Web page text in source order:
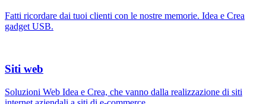
Fatti ricordare dai tuoi clienti con le nostre memorie. Idea e Crea
gadget USB.
Siti web
Soluzioni Web Idea e Crea, che vanno dalla realizzazione di siti